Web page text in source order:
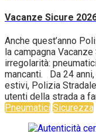
Vacanze Sicure
Anche quest’anno
la campagna
irregolarità:
mancanti. Da 24
estivi, Polizia
utenti della strada a
Pneumatici Sicurezza